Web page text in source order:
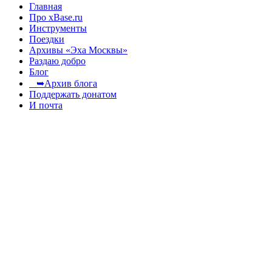
Главная
Про xBase.ru
Инструменты
Поездки
Архивы «Эха Москвы»
Раздаю добро
Блог
➥Архив блога
Поддержать донатом
И почта